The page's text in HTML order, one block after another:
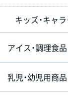
キッズ・キャ
アイス・調理食品
乳児・幼児用商品